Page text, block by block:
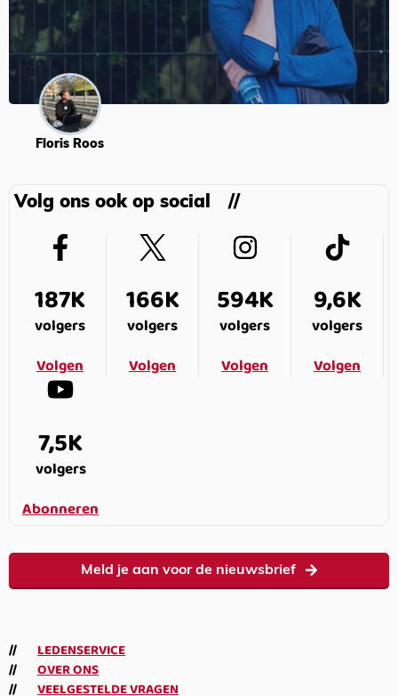
Floris Roos
Volg ons ook op social
187K
volgers
Volgen
166K
volgers
Volgen
594K
volgers
Volgen
9,6K
volgers
Volgen
7,5K
volgers
Abonneren
Meld je aan voor de nieuwsbrief
LEDENSERVICE
OVER ONS
VEELGESTELDE VRAGEN